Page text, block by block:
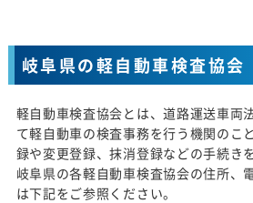
岐阜県の軽自動車検査協会
軽自動車検査協会とは、道路運送車両
て軽自動車の検査事務を行う機関のこ
録や変更登録、抹消登録などの手続き
岐阜県の各軽自動車検査協会の住所、
は下記をご参照ください。